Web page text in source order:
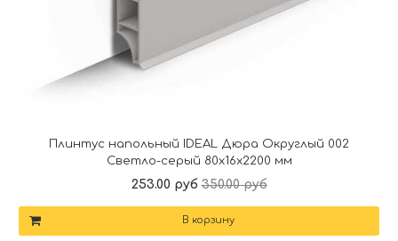
Плинтус напольный IDEAL Дюра Округлый 002
Светло-серый 80x16x2200 мм
253.00 руб 350.00 руб
В корзину